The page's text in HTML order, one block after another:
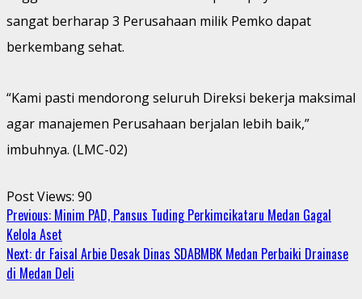
sangat berharap 3 Perusahaan milik Pemko dapat
berkembang sehat.
“Kami pasti mendorong seluruh Direksi bekerja maksimal
agar manajemen Perusahaan berjalan lebih baik,”
imbuhnya. (LMC-02)
Post Views: 90
Continue
Reading
Previous: Minim PAD, Pansus Tuding Perkimcikataru Medan Gagal
Kelola Aset
Next: dr Faisal Arbie Desak Dinas SDABMBK Medan Perbaiki Drainase
di Medan Deli